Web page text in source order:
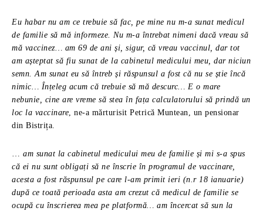
Eu habar nu am ce trebuie să fac, pe mine nu m-a sunat medicul
de familie să mă informeze. Nu m-a întrebat nimeni dacă vreau să
mă vaccinez… am 69 de ani și, sigur, că vreau vaccinul, dar tot
am așteptat să fiu sunat de la cabinetul medicului meu, dar niciun
semn. Am sunat eu să întreb și răspunsul a fost că nu se știe încă
nimic… Înțeleg acum că trebuie să mă descurc… E o mare
nebunie, cine are vreme să stea în fața calculatorului să prindă un
loc la vaccinare, ne-a mărturisit Petrică Muntean, un pensionar
din Bistrița.
… am sunat la cabinetul medicului meu de familie și mi s-a spus
că ei nu sunt obligați să ne înscrie în programul de vaccinare,
acesta a fost răspunsul pe care l-am primit ieri (n.r 18 ianuarie)
după ce toată perioada asta am crezut că medicul de familie se
ocupă cu înscrierea mea pe platformă… am încercat să sun la